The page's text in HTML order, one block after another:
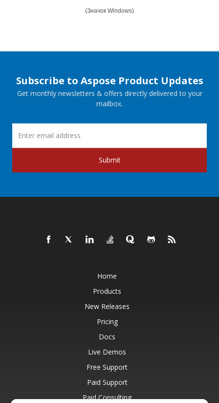
(Значок Windows)
Subscribe to Aspose Product Updates
Get monthly newsletters & offers directly delivered to your
mailbox.
Submit
Home
Products
New Releases
Pricing
Docs
Live Demos
Free Support
Paid Support
Paid Consulting